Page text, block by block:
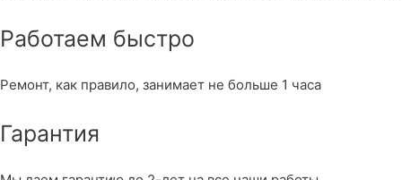
Работаем быстро
Ремонт, как правило, занимает не больше 1 часа
Гарантия